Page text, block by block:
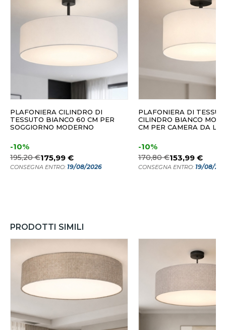
PLAFONIERA CILINDRO DI
TESSUTO BIANCO 60 CM PER
SOGGIORNO MODERNO
-10%
195,20 €175,99 €
CONSEGNA ENTRO: 19/08/2026
PLAFONIERA DI
CILINDRO BIANCO
CM PER CAMERA DA
-10%
170,80 €153,99 €
CONSEGNA ENTRO: 19/08/
PRODOTTI SIMILI